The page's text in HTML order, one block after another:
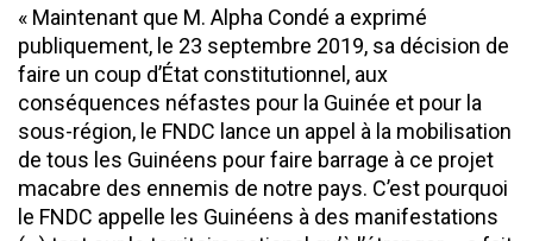
« Maintenant que M. Alpha Condé a exprimé
publiquement, le 23 septembre 2019, sa décision de
faire un coup d’État constitutionnel, aux
conséquences néfastes pour la Guinée et pour la
sous-région, le FNDC lance un appel à la mobilisation
de tous les Guinéens pour faire barrage à ce projet
macabre des ennemis de notre pays. C’est pourquoi
le FNDC appelle les Guinéens à des manifestations